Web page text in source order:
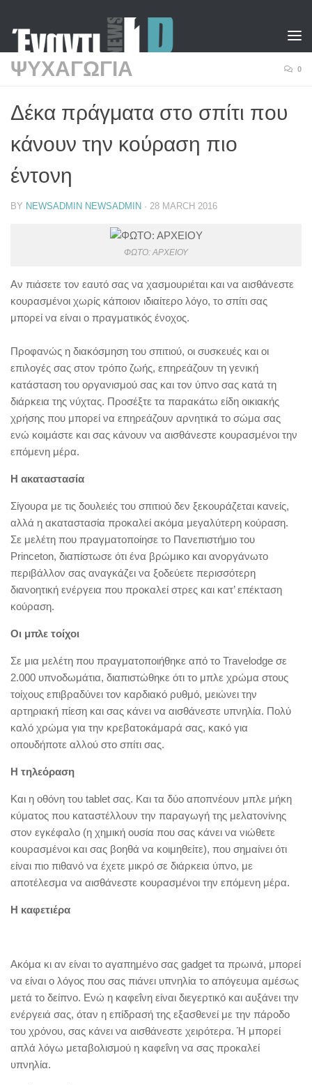
ΨΥΧΑΓΩΓΙΑ 0
Δέκα πράγματα στο σπίτι που
κάνουν την κούραση πιο
έντονη
BY NEWSADMIN NEWSADMIN · 28 MARCH 2016
ΦΩΤΟ: ΑΡΧΕΙΟΥ
Αν πιάσετε τον εαυτό σας να χασμουριέται και να αισθάνεστε
κουρασμένοι χωρίς κάποιον ιδιαίτερο λόγο, το σπίτι σας
μπορεί να είναι ο πραγματικός ένοχος.
Προφανώς η διακόσμηση του σπιτιού, οι συσκευές και οι
επιλογές σας στον τρόπο ζωής, επηρεάζουν τη γενική
κατάσταση του οργανισμού σας και τον ύπνο σας κατά τη
διάρκεια της νύχτας. Προσέξτε τα παρακάτω είδη οικιακής
χρήσης που μπορεί να επηρεάζουν αρνητικά το σώμα σας
ενώ κοιμάστε και σας κάνουν να αισθάνεστε κουρασμένοι την
επόμενη μέρα.
Η ακαταστασία
Σίγουρα με τις δουλειές του σπιτιού δεν ξεκουράζεται κανείς,
αλλά η ακαταστασία προκαλεί ακόμα μεγαλύτερη κούραση.
Σε μελέτη που πραγματοποίησε το Πανεπιστήμιο του
Princeton, διαπίστωσε ότι ένα βρώμικο και ανοργάνωτο
περιβάλλον σας αναγκάζει να ξοδεύετε περισσότερη
διανοητική ενέργεια που προκαλεί στρες και κατ’ επέκταση
κούραση.
Οι μπλε τοίχοι
Σε μια μελέτη που πραγματοποιήθηκε από το Travelodge σε
2.000 υπνοδωμάτια, διαπιστώθηκε ότι το μπλε χρώμα στους
τοίχους επιβραδύνει τον καρδιακό ρυθμό, μειώνει την
αρτηριακή πίεση και σας κάνει να αισθάνεστε υπνηλία. Πολύ
καλό χρώμα για την κρεβατοκάμαρά σας, κακό για
οπουδήποτε αλλού στο σπίτι σας.
Η τηλεόραση
Και η οθόνη του tablet σας. Και τα δύο αποπνέουν μπλε μήκη
κύματος που καταστέλλουν την παραγωγή της μελατονίνης
στον εγκέφαλο (η χημική ουσία που σας κάνει να νιώθετε
κουρασμένοι και σας βοηθά να κοιμηθείτε), που σημαίνει ότι
είναι πιο πιθανό να έχετε μικρό σε διάρκεια ύπνο, με
αποτέλεσμα να αισθάνεστε κουρασμένοι την επόμενη μέρα.
Η καφετιέρα
Ακόμα κι αν είναι το αγαπημένο σας gadget τα πρωινά, μπορεί
να είναι ο λόγος που σας πιάνει υπνηλία το απόγευμα αμέσως
μετά το δείπνο. Ενώ η καφεΐνη είναι διεγερτικό και αυξάνει την
ενέργειά σας, όταν η επίδρασή της εξασθενεί με την πάροδο
του χρόνου, σας κάνει να αισθάνεστε χειρότερα. Ή μπορεί
απλά λόγω μεταβολισμού η καφεΐνη να σας προκαλεί
υπνηλία.